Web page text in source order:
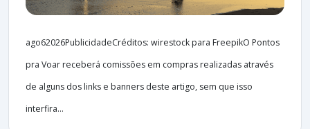
ago62026PublicidadeCréditos: wirestock para FreepikO Pontos
pra Voar receberá comissões em compras realizadas através
de alguns dos links e banners deste artigo, sem que isso
interfira...